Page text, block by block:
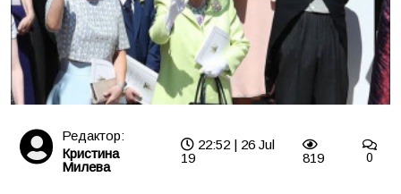
Редактор:
Кристина
Милева
22:52 | 26 Jul
19
819 0